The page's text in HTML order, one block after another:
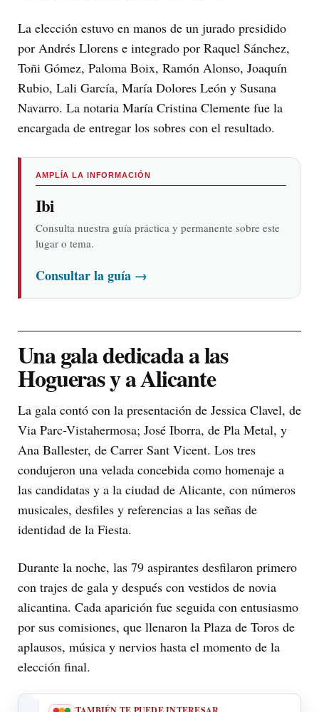
La elección estuvo en manos de un jurado presidido
por Andrés Llorens e integrado por Raquel Sánchez,
Toñi Gómez, Paloma Boix, Ramón Alonso, Joaquín
Rubio, Lali García, María Dolores León y Susana
Navarro. La notaria María Cristina Clemente fue la
encargada de entregar los sobres con el resultado.
AMPLÍA LA INFORMACIÓN
Ibi
Consulta nuestra guía práctica y permanente sobre este
lugar o tema.
Consultar la guía →
Una gala dedicada a las
Hogueras y a Alicante
La gala contó con la presentación de Jessica Clavel, de
Via Parc-Vistahermosa; José Iborra, de Pla Metal, y
Ana Ballester, de Carrer Sant Vicent. Los tres
condujeron una velada concebida como homenaje a
las candidatas y a la ciudad de Alicante, con números
musicales, desfiles y referencias a las señas de
identidad de la Fiesta.
Durante la noche, las 79 aspirantes desfilaron primero
con trajes de gala y después con vestidos de novia
alicantina. Cada aparición fue seguida con entusiasmo
por sus comisiones, que llenaron la Plaza de Toros de
aplausos, música y nervios hasta el momento de la
elección final.